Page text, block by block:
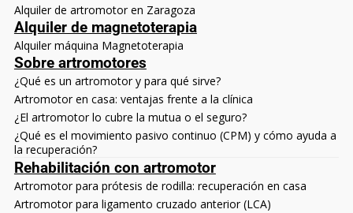
Alquiler de artromotor en Zaragoza
Alquiler de magnetoterapia
Alquiler máquina Magnetoterapia
Sobre artromotores
¿Qué es un artromotor y para qué sirve?
Artromotor en casa: ventajas frente a la clínica
¿El artromotor lo cubre la mutua o el seguro?
¿Qué es el movimiento pasivo continuo (CPM) y cómo ayuda a
la recuperación?
Rehabilitación con artromotor
Artromotor para prótesis de rodilla: recuperación en casa
Artromotor para ligamento cruzado anterior (LCA)